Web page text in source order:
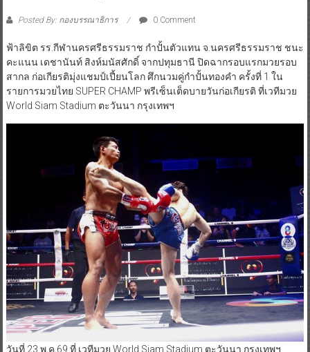
Posted By: กองบรรณาธิการ 0 Comment
ฟ้าลิขิต รร.กีฬานครศรีธรรมราช กำปั้นตัวแทน จ.นครศรีธรรมราช ชนะ
คะแนน เดชานันท์ สิงห์มนัสศักดิ์ จากปทุมธานี ปิดฉากรอบแรกมวยรอบ
สากล ก่อเกียรติมุ่งแชมป์เปี้ยนโลก ศึกนวมคู่กำปั้นทองคำ ครั้งที่ 1 ใน
รายการมวยไทย SUPER CHAMP พรีเซ็นเต็ดบายวันก่อเกียรติ ที่เวทีมวย
World Siam Stadium ตะวันนา กรุงเทพฯ
วันที่ 23 พ.ค.69 ที่ เวทีมวย World Siam Stadium ตะวันนา กรุงเทพฯ